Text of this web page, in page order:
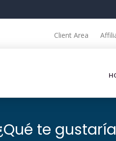
Client Area
te